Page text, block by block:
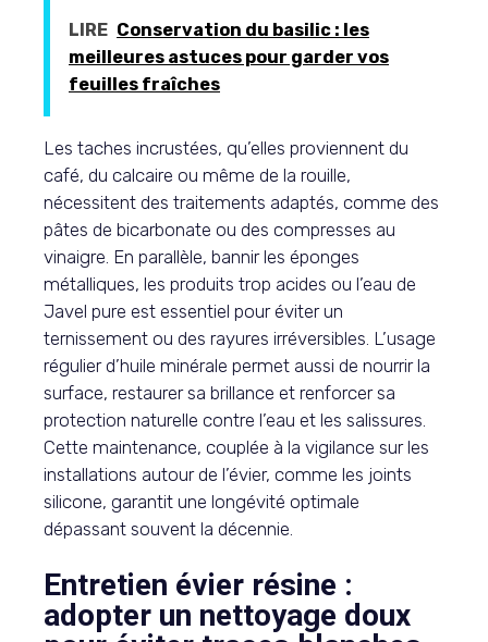
LIRE Conservation du basilic : les
meilleures astuces pour garder vos
feuilles fraîches
Les taches incrustées, qu’elles proviennent du
café, du calcaire ou même de la rouille,
nécessitent des traitements adaptés, comme des
pâtes de bicarbonate ou des compresses au
vinaigre. En parallèle, bannir les éponges
métalliques, les produits trop acides ou l’eau de
Javel pure est essentiel pour éviter un
ternissement ou des rayures irréversibles. L’usage
régulier d’huile minérale permet aussi de nourrir la
surface, restaurer sa brillance et renforcer sa
protection naturelle contre l’eau et les salissures.
Cette maintenance, couplée à la vigilance sur les
installations autour de l’évier, comme les joints
silicone, garantit une longévité optimale
dépassant souvent la décennie.
Entretien évier résine :
adopter un nettoyage doux